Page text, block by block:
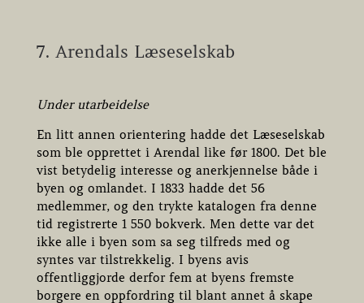
7. Arendals Læseselskab
Under utarbeidelse
En litt annen orientering hadde det Læseselskab
som ble opprettet i Arendal like før 1800. Det ble
vist betydelig interesse og anerkjennelse både i
byen og omlandet. I 1833 hadde det 56
medlemmer, og den trykte katalogen fra denne
tid registrerte 1 550 bokverk. Men dette var det
ikke alle i byen som sa seg tilfreds med og
syntes var tilstrekkelig. I byens avis
offentliggjorde derfor fem at byens fremste
borgere en oppfordring til blant annet å skape